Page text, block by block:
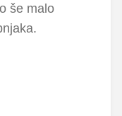
še malo